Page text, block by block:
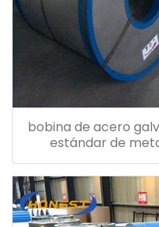
bobina de acero
estándar de